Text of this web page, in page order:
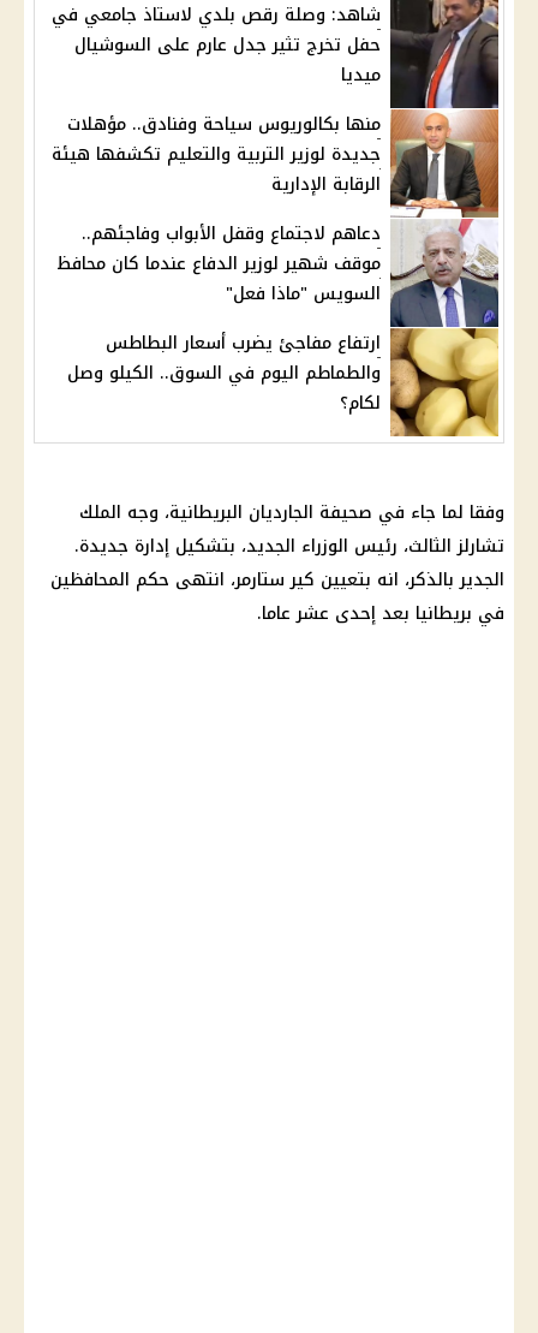
شاهد: وصلة رقص بلدي لاستاذ جامعي في
حفل تخرج تثير جدل عارم على السوشيال
ميديا
منها بكالوريوس سياحة وفنادق.. مؤهلات
جديدة لوزير التربية والتعليم تكشفها هيئة
الرقابة الإدارية
دعاهم لاجتماع وقفل الأبواب وفاجئهم..
موقف شهير لوزير الدفاع عندما كان محافظ
السويس "ماذا فعل"
ارتفاع مفاجئ يضرب أسعار البطاطس
والطماطم اليوم في السوق.. الكيلو وصل
لكام؟
وفقا لما جاء في صحيفة الجارديان البريطانية، وجه الملك
تشارلز الثالث، رئيس الوزراء الجديد، بتشكيل إدارة جديدة.
الجدير بالذكر، انه بتعيين كير ستارمر، انتهى حكم المحافظين
في بريطانيا بعد إحدى عشر عاما.